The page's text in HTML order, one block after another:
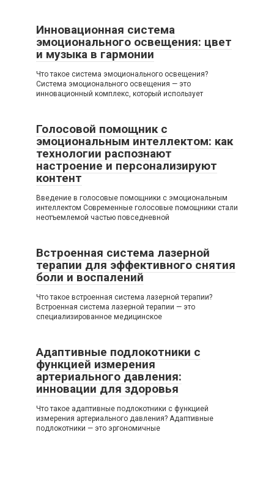
Инновационная система
эмоционального освещения: цвет
и музыка в гармонии
Что такое система эмоционального освещения?
Система эмоционального освещения — это
инновационный комплекс, который использует
Голосовой помощник с
эмоциональным интеллектом: как
технологии распознают
настроение и персонализируют
контент
Введение в голосовые помощники с эмоциональным
интеллектом Современные голосовые помощники стали
неотъемлемой частью повседневной
Встроенная система лазерной
терапии для эффективного снятия
боли и воспалений
Что такое встроенная система лазерной терапии?
Встроенная система лазерной терапии — это
специализированное медицинское
Адаптивные подлокотники с
функцией измерения
артериального давления:
инновации для здоровья
Что такое адаптивные подлокотники с функцией
измерения артериального давления? Адаптивные
подлокотники — это эргономичные